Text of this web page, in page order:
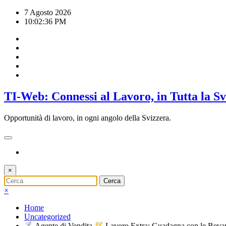
7 Agosto 2026
10:02:36 PM
TI-Web: Connessi al Lavoro, in Tutta la
Opportunità di lavoro, in ogni angolo della Svizzera.
×
×
Home
Uncategorized